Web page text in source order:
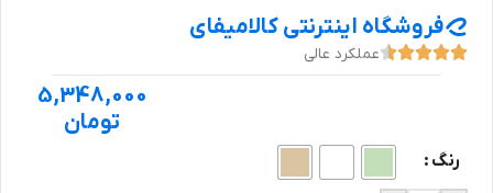
فروشگاه اینترنتی کالامیفای
عملکرد عالی
5,348,000
تومان
رنگ